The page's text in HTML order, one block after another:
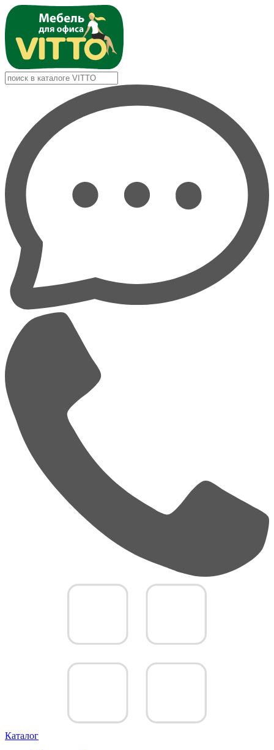
Каталог